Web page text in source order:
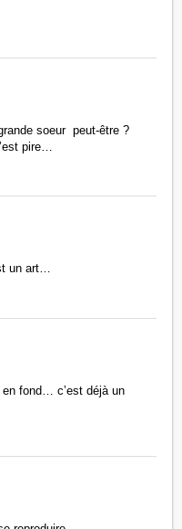
soeur peut-être ?
pire…
un art…
en fond… c’est déjà un